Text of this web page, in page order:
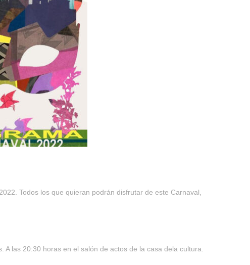
Todos los que quieran podrán disfrutar de este Carnaval,
las 20:30 horas en el salón de actos de la casa dela cultura.